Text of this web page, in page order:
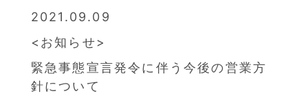
2021.09.09
お知らせ
緊急事態宣言発令に伴う今後の営業方
針について